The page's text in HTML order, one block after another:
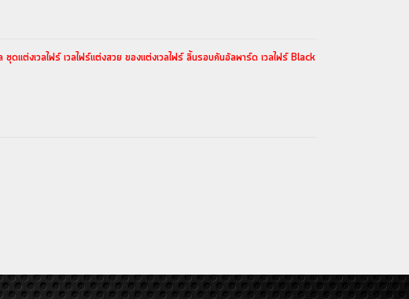
งเวลไฟร์ เวลไฟร์แต่งสวย ของแต่งเวลไฟร์ ลิ้นรอบคันอัลพาร์ด เวลไฟร์ Black